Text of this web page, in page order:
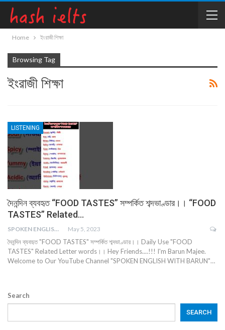
Home ইংরাজী শিক্ষা
Browsing Tag
ইংরাজী শিক্ষা
LISTENING
দৈনন্দিন ব্যবহৃত “FOOD TASTES” সম্পর্কিত শব্দভাণ্ডার।। “FOOD
TASTES” Related…
SPOKEN ENGLISH WITH BARUN May 5, 2023
দৈনন্দিন ব্যবহৃত "FOOD TASTES" সম্পর্কিত শব্দভাণ্ডার।। Daily Use "FOOD
TASTES" Related Letter words।। Hey Friends....!!! I'm Barun Majee.
Welcome to Our YouTube Channel "SPOKEN ENGLISH WITH BARUN"…
Search
SEARCH